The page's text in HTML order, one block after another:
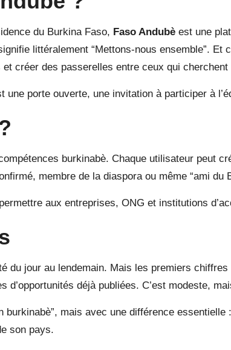
du Burkina Faso, Faso Andubè est une
littéralement “Mettons-nous ensemble”. Et
créer des passerelles entre ceux qui
une porte ouverte, une invitation à participer à
burkinabè. Chaque utilisateur peut
membre de la diaspora ou même “ami
aux entreprises, ONG et institutions
du jour au lendemain. Mais les premiers
déjà publiées. C’est modeste,
mais avec une différence
son pays.